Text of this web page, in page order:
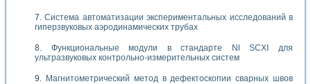
Система автоматизации экспериментальных исследований в
гиперзвуковых аэродинамических трубах
Функциональные модули в стандарте Nl SCXI для
ультразвуковых контрольно-измерительных систем
Магнитометрический метод в дефектоскопии сварных швов